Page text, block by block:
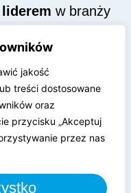
jakość
treści dostosowane
oraz
przycisku „Akceptuj
przez nas
w branży
w zakresie
klienta.
bliżej tego
pierwszego